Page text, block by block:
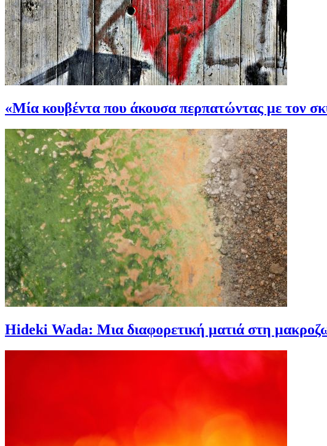
«Μία κουβέντα που άκουσα περπατώντας με τον
Hideki Wada: Μια διαφορετική ματιά στη